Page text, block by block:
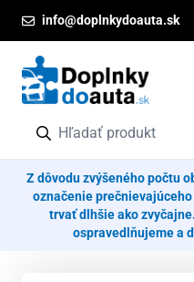
info@doplnkydoauta.sk
Z dôvodu zvýšeného počtu
označenie
trvať dlhšie ako
ospravedlňujeme a